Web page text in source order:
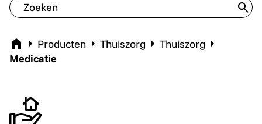
Home Producten Thuiszorg
Thuiszorg
Medicatie